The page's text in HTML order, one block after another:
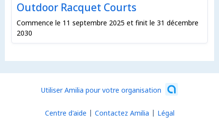
Outdoor Racquet Courts
Commence le 11 septembre 2025 et finit le 31 décembre
2030
Utiliser Amilia pour votre organisation
Centre d'aide Contactez Amilia Légal